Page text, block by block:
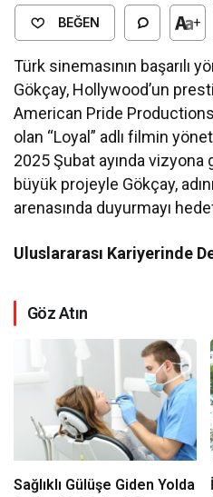
BEĞEN +
Türk sinemasının başarılı
Gökçay, Hollywood’un
American Pride
olan “Loyal” adlı filmin
2025 Şubat ayında
büyük projeyle Gökçay,
arenasında duyurmayı
Uluslararası Kariyerinde
Göz Atın
Sağlıklı Gülüşe Giden Yolda